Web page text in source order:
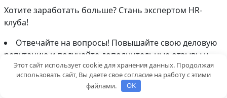
Хотите заработать больше? Стань экспертом HR-
клуба!
Отвечайте на вопросы! Повышайте свою деловую
репутацию и получайте дополнительные отзывы и
баллы
Публикуйте свои советы, кейсы и программы:
Укрепите свое портфолио, повысьте доверие
Этот сайт использует cookie для хранения данных. Продолжая
использовать сайт, Вы даете свое согласие на работу с этими
файлами.
OK